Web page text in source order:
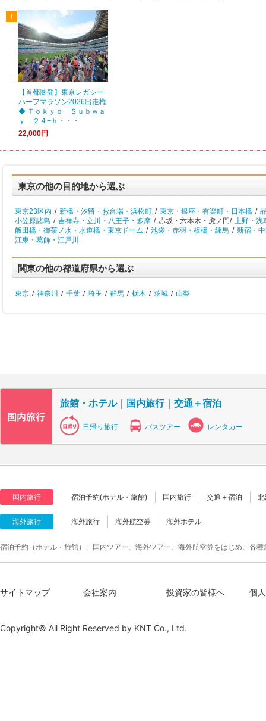
【首都圏発】東京レガシー
ハーフマラソン2026出走権
◆ Ｔｏｋｙｏ Ｓｕｂｗａ
ｙ ２４−ｈ・・・
22,000円
東京の他の目的地から選ぶ
東京23区内 / 新橋・汐留・お台場・浜松町 / 東京・銀座・有楽町・日本橋 /
小笠原諸島 / 吉祥寺・立川・八王子・多摩 / 赤坂・六本木・虎ノ門/ 上野・浅
飯田橋・御茶ノ水・水道橋・東京ドーム / 池袋・赤羽・板橋・練馬 / 新宿・
江東・葛飾・江戸川
関東の他の都道府県から選ぶ
東京 / 神奈川 / 千葉 / 埼玉 / 群馬 / 栃木 / 茨城 / 山梨
旅館・ホテル｜ 国内旅行｜ 交通＋宿泊
日帰り旅行 バスツアー レンタカー
国内旅行 宿泊予約(ホテル・旅館) 国内旅行 交通＋宿泊
海外旅行 海外旅行 海外航空券 海外ホテル
宿泊予約（ホテル・旅館）、国内ツアー、海外ツアー、海外航空券をはじめ、各
サイトマップ 会社案内 投資家の皆様へ 個
Copyright© All Right Reserved by KNT Co., Ltd.